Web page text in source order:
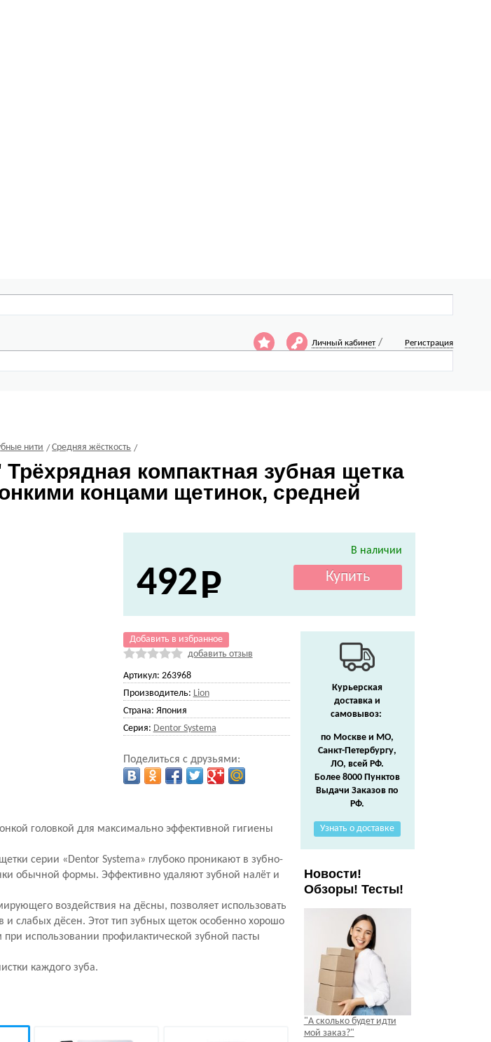
Личный кабинет / Регистрация
нити Средняя жёсткость
компактная зубная щетка
концами щетинок, средней
В наличии
492
Добавить в избранное
добавить отзыв
Артикул: 263968
Производитель: Lion
Страна: Япония
Серия: Dentor Systema
Поделиться с друзьями:
головкой для максимально эффективной гигиены
серии «Dentor Systema» глубоко проникают в зубно-
обычной формы. Эффективно удаляют зубной налёт и
воздействия на дёсны, позволяет использовать
и слабых дёсен. Этот тип зубных щеток особенно хорошо
использовании профилактической зубной пасты
каждого зуба.
Курьерская
доставка и
самовывоз:
по Москве и МО,
Санкт-Петербургу,
ЛО, всей РФ.
Более 8000 Пунктов
Выдачи Заказов по
РФ.
Узнать о доставке
Новости!
Обзоры! Тесты!
"А сколько будет идти
мой заказ?"